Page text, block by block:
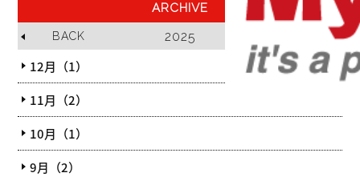
ARCHIVE
BACK 2025
12月（1）
11月（2）
10月（1）
9月（2）